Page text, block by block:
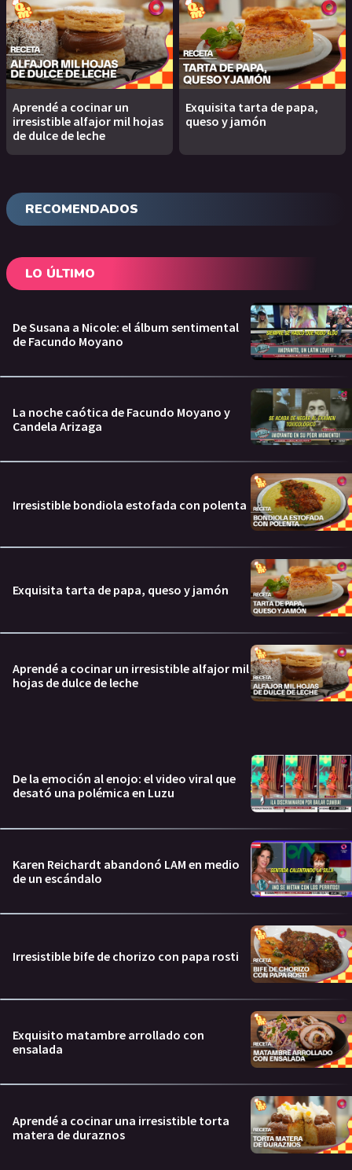
Aprendé a cocinar un
irresistible alfajor mil hojas
de dulce de leche
Exquisita tarta de papa,
queso y jamón
RECOMENDADOS
LO ÚLTIMO
De Susana a Nicole: el álbum sentimental
de Facundo Moyano
La noche caótica de Facundo Moyano y
Candela Arizaga
Irresistible bondiola estofada con polenta
Exquisita tarta de papa, queso y jamón
Aprendé a cocinar un irresistible alfajor mil
hojas de dulce de leche
De la emoción al enojo: el video viral que
desató una polémica en Luzu
Karen Reichardt abandonó LAM en medio
de un escándalo
Irresistible bife de chorizo con papa rosti
Exquisito matambre arrollado con
ensalada
Aprendé a cocinar una irresistible torta
matera de duraznos